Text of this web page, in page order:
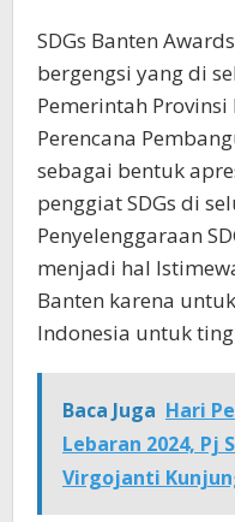
SDGs Banten
bergengsi yang di
Pemerintah
Perencana
sebagai bentuk
penggiat SDGs di
Penyelenggaraan
menjadi hal
Banten karena
Indonesia untuk
Baca Juga Hari
Lebaran 2024, Pj
Virgojanti